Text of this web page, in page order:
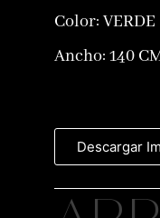
Color: VERDE
Ancho: 140
Descargar